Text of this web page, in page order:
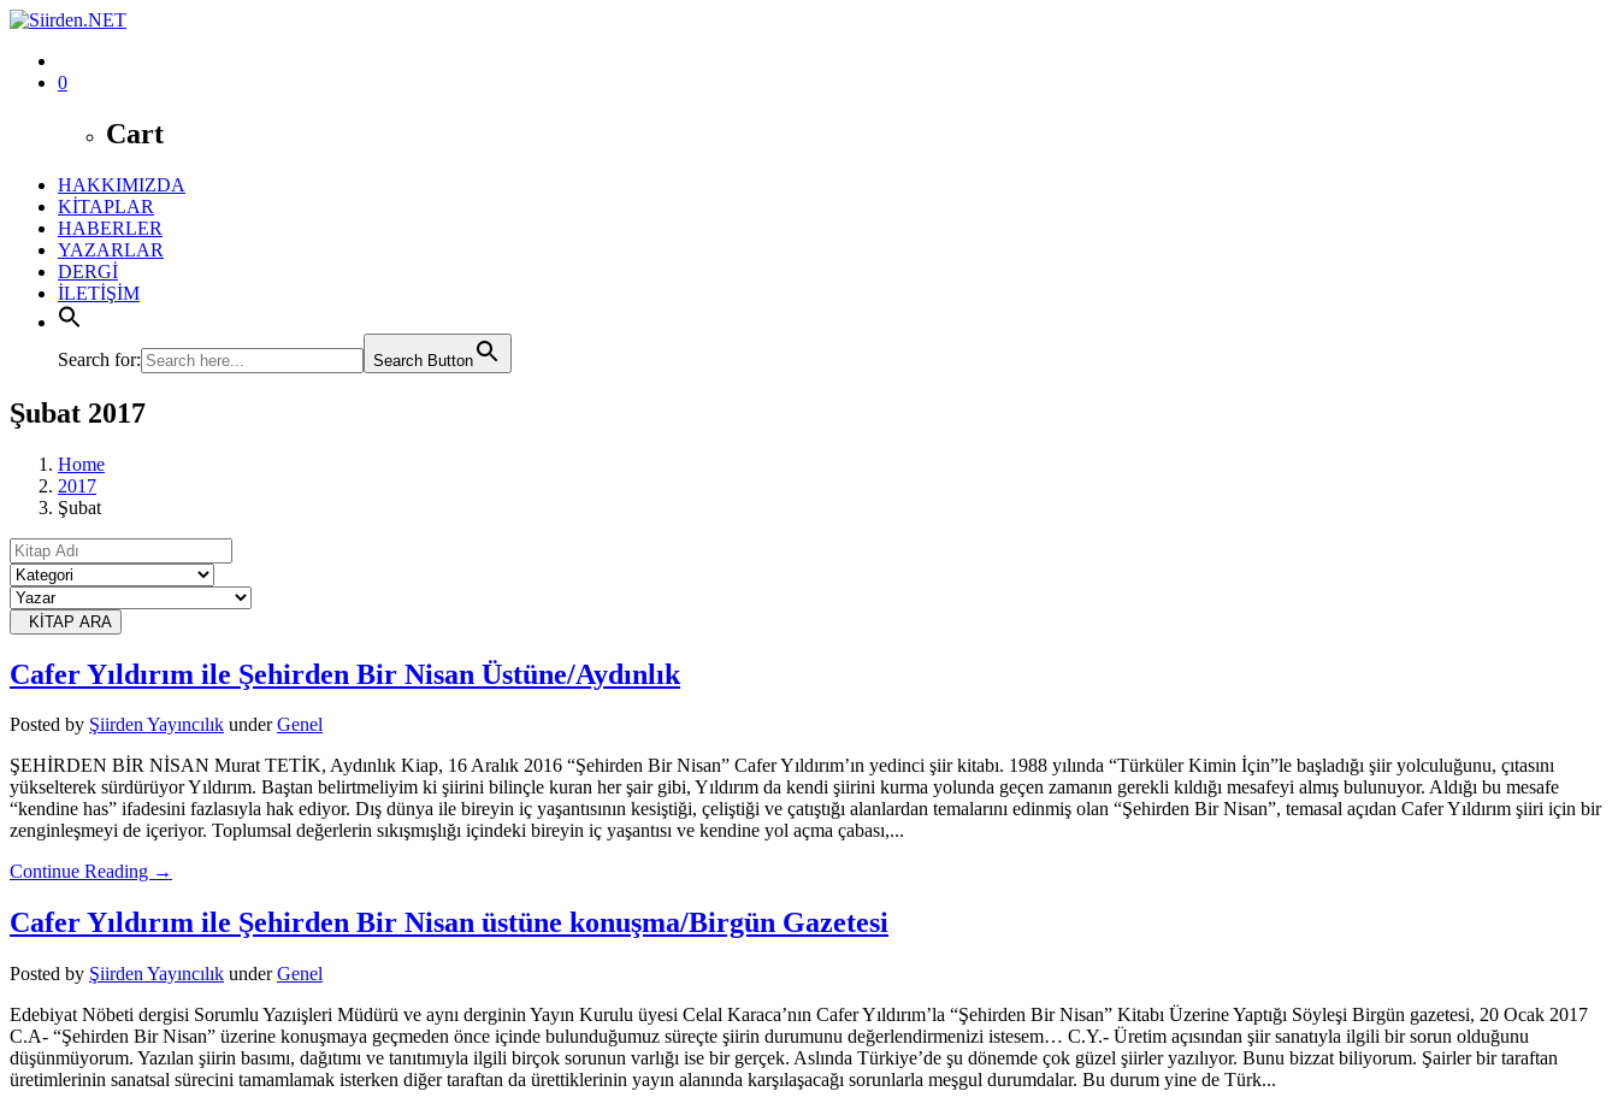
0
Cart
HAKKIMIZDA
KİTAPLAR
HABERLER
YAZARLAR
DERGİ
İLETİŞİM
Search for: Search Button
Şubat 2017
Home
2017
Şubat
KİTAP ARA
Cafer Yıldırım ile Şehirden Bir Nisan Üstüne/Aydınlık
Posted by Şiirden Yayıncılık underGenel
ŞEHİRDEN BİR NİSAN Murat TETİK, Aydınlık Kiap, 16 Aralık 2016 “Şehirden Bir Nisan” Cafer Yıldırım’ın yedinci şiir kitabı. 1988 yılında “Türküler Kimin İçin”le başladığı şiir yolculuğunu, çıtasını
yükselterek sürdürüyor Yıldırım. Baştan belirtmeliyim ki şiirini bilinçle kuran her şair gibi, Yıldırım da kendi şiirini kurma yolunda geçen zamanın gerekli kıldığı mesafeyi almış bulunuyor. Aldığı bu mesafe
“kendine has” ifadesini fazlasıyla hak ediyor. Dış dünya ile bireyin iç yaşantısının kesiştiği, çeliştiği ve çatıştığı alanlardan temalarını edinmiş olan “Şehirden Bir Nisan”, temasal açıdan Cafer Yıldırım şiiri için bir
zenginleşmeyi de içeriyor. Toplumsal değerlerin sıkışmışlığı içindeki bireyin iç yaşantısı ve kendine yol açma çabası,...
Continue Reading →
Cafer Yıldırım ile Şehirden Bir Nisan üstüne konuşma/Birgün Gazetesi
Posted by Şiirden Yayıncılık underGenel
Edebiyat Nöbeti dergisi Sorumlu Yazıişleri Müdürü ve aynı derginin Yayın Kurulu üyesi Celal Karaca’nın Cafer Yıldırım’la “Şehirden Bir Nisan” Kitabı Üzerine Yaptığı Söyleşi Birgün gazetesi, 20 Ocak 2017
C.A- “Şehirden Bir Nisan” üzerine konuşmaya geçmeden önce içinde bulunduğumuz süreçte şiirin durumunu değerlendirmenizi istesem… C.Y.- Üretim açısından şiir sanatıyla ilgili bir sorun olduğunu
düşünmüyorum. Yazılan şiirin basımı, dağıtımı ve tanıtımıyla ilgili birçok sorunun varlığı ise bir gerçek. Aslında Türkiye’de şu dönemde çok güzel şiirler yazılıyor. Bunu bizzat biliyorum. Şairler bir taraftan
üretimlerinin sanatsal sürecini tamamlamak isterken diğer taraftan da ürettiklerinin yayın alanında karşılaşacağı sorunlarla meşgul durumdalar. Bu durum yine de Türk...